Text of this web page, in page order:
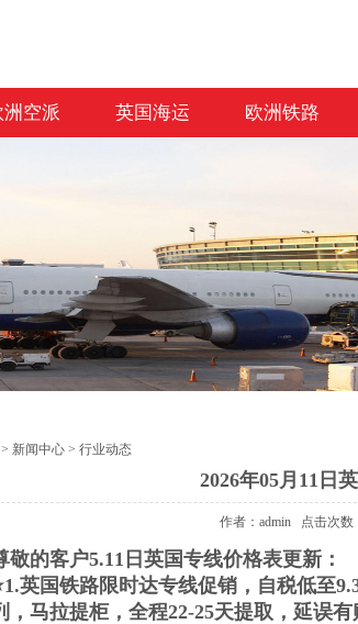
洲空派 英国海运 欧洲铁路
> 新闻中心 > 行业动态
2026年05月11日
作者：admin 点击次数
敬的客户5.11日英国专线价格表更新：
英国铁路限时达专线促销，自税低至
，马拉提柜，全程22-25天提取，延误有